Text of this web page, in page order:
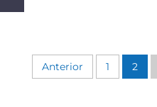
Anterior 1 2